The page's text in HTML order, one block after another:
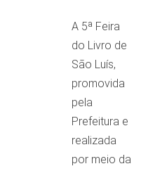
A 5ª Feira
do Livro de
São Luís,
promovida
pela
Prefeitura e
realizada
por meio da